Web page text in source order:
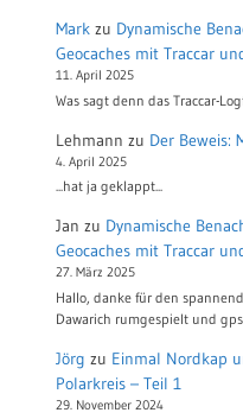
Mark zu Dynamische
Geocaches mit Traccar
11. April 2025
Was sagt denn das Traccar-
Lehmann zu Der Beweis:
4. April 2025
...hat ja geklappt...
Jan zu Dynamische
Geocaches mit Traccar
27. März 2025
Hallo, danke für den
Dawarich rumgespielt und
Jörg zu Einmal Nordkap
Polarkreis – Teil 1
29. November 2024